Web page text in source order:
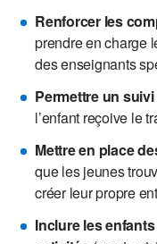
Renforcer les
prendre en charge
des enseignants
Permettre un
l’enfant reçoive le
Mettre en place
que les jeunes
créer leur propre
Inclure les